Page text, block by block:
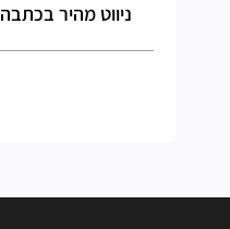
ניווט מהיר בכתבה